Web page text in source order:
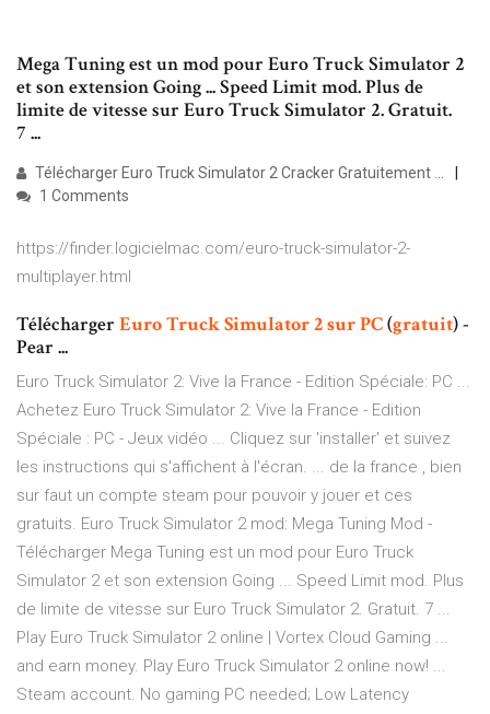
Mega Tuning est un mod pour Euro Truck Simulator 2
et son extension Going ... Speed Limit mod. Plus de
limite de vitesse sur Euro Truck Simulator 2. Gratuit.
7 ...
Télécharger Euro Truck Simulator 2 Cracker Gratuitement ...
1 Comments
https://finder.logicielmac.com/euro-truck-simulator-2-
multiplayer.html
Télécharger EuroTruckSimulator2surPC(gratuit) -
Pear ...
Euro Truck Simulator 2: Vive la France - Edition Spéciale: PC ...
Achetez Euro Truck Simulator 2: Vive la France - Edition
Spéciale : PC - Jeux vidéo ... Cliquez sur 'installer' et suivez
les instructions qui s'affichent à l'écran. ... de la france , bien
sur faut un compte steam pour pouvoir y jouer et ces
gratuits. Euro Truck Simulator 2 mod: Mega Tuning Mod -
Télécharger Mega Tuning est un mod pour Euro Truck
Simulator 2 et son extension Going ... Speed Limit mod. Plus
de limite de vitesse sur Euro Truck Simulator 2. Gratuit. 7 ...
Play Euro Truck Simulator 2 online | Vortex Cloud Gaming ...
and earn money. Play Euro Truck Simulator 2 online now! ...
Steam account. No gaming PC needed; Low Latency